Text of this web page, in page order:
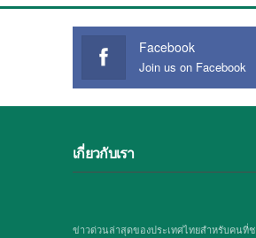
Facebook
Join us on Facebook
เกี่ยวกับเรา
ข่าวด่วนล่าสุดของประเทศไทยสำหรับคนที่ช